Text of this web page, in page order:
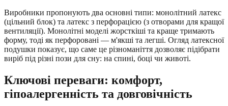
Виробники пропонують два основні типи: монолітний латекс
(цільний блок) та латекс з перфорацією (з отворами для кращої
вентиляції). Монолітні моделі жорсткіші та краще тримають
форму, тоді як перфоровані — м'якші та легші. Огляд латексної
подушки показує, що саме це різноманіття дозволяє підібрати
виріб під різні пози для сну: на спині, боці чи животі.
Ключові переваги: комфорт,
гіпоалергенність та довговічність